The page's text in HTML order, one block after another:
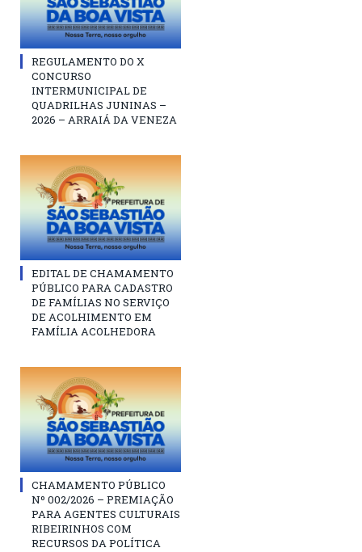
REGULAMENTO DO X
CONCURSO
INTERMUNICIPAL DE
QUADRILHAS JUNINAS –
2026 – ARRAIÁ DA VENEZA
EDITAL DE CHAMAMENTO
PÚBLICO PARA CADASTRO
DE FAMÍLIAS NO SERVIÇO
DE ACOLHIMENTO EM
FAMÍLIA ACOLHEDORA
CHAMAMENTO PÚBLICO
Nº 002/2026 – PREMIAÇÃO
PARA AGENTES CULTURAIS
RIBEIRINHOS COM
RECURSOS DA POLÍTICA